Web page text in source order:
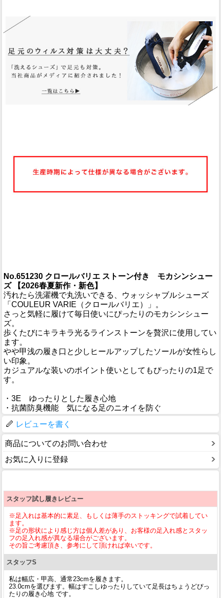
No.651230 クロールバリエ ストーン付き モカシンシュー
ズ 【2026春夏新作・新色】
汚れたら洗濯機で丸洗いできる、ウォッシャブルシューズ
「COULEUR VARIE（クロールバリエ）」。
さっと気軽に履けて毎日使いにぴったりのモカシンシュー
ズ。
歩くたびにキラキラ光るラインストーンを贅沢に使用してい
ます。
やや甲浅の履き口と少しヒールアップしたソールが女性らし
い印象。
カジュアルな装いのポイント使いとしてもぴったりの1足で
す。
・3E ゆったりとした履き心地
・抗菌防臭機能 気になる足のニオイを防ぐ
レビューを書く
商品についてのお問い合わせ
お気に入りに登録
スタッフ試し履きレビュー
※足入れは基本的に素足、もしくは薄手のストッキングで試着してい
ます。
※足の形状により感じ方は個人差があり、お客様の足入れ感とスタッ
フの足入れ感が異なる場合がございます。
その旨ご考慮頂き、参考にして頂ければ幸いです。
スタッフS
私は幅広・甲高、通常23cmを履きます。
23.0cmを選びます。幅はすこしゆったりしていて足長はちょうどぴっ
たりの履き心地 です。